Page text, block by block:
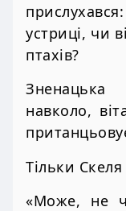
устриці, чи
птахів?
навколо,
Тільки
«Може, не